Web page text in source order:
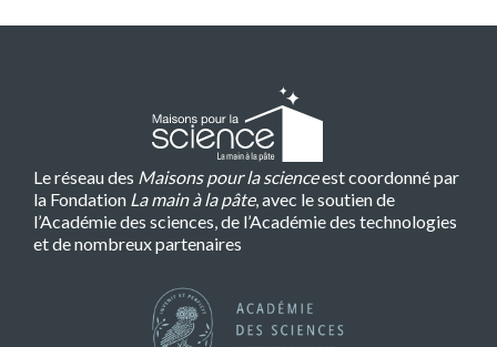
Le réseau des Maisons pour la scienceest coordonné par
la Fondation La main à la pâte, avec le soutien de
l’Académie des sciences, de l’Académie des technologies
et de nombreux partenaires